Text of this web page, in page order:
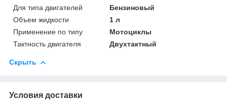
Для типа двигателей
Бензиновый
Объем жидкости
1 л
Применение по типу
Мотоциклы
Тактность двигателя
Двухтактный
Скрыть
Условия доставки